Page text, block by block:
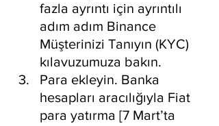
fazla ayrıntı için ayrıntılı
adım adım Binance
Müşterinizi Tanıyın (KYC)
kılavuzumuza bakın.
Para ekleyin. Banka
hesapları aracılığıyla Fiat
para yatırma [7 Mart’ta